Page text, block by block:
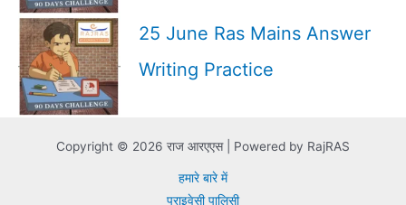
25 June Ras Mains Answer
Writing Practice
Copyright © 2026 राज आरएएस | Powered by RajRAS
हमारे बारे में
प्राइवेसी पालिसी